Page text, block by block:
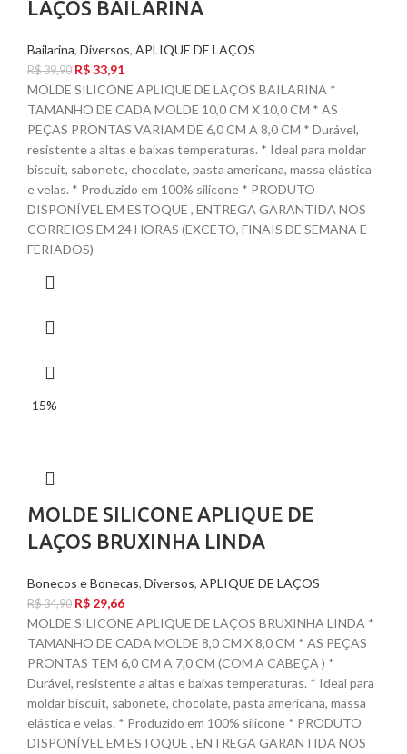
LAÇOS BAILARINA
Bailarina, Diversos, APLIQUE DE LAÇOS
R$39,90 R$33,91
MOLDE SILICONE APLIQUE DE LAÇOS BAILARINA *
TAMANHO DE CADA MOLDE 10,0 CM X 10,0 CM * AS
PEÇAS PRONTAS VARIAM DE 6,0 CM A 8,0 CM * Durável,
resistente a altas e baixas temperaturas. * Ideal para moldar
biscuit, sabonete, chocolate, pasta americana, massa elástica
e velas. * Produzido em 100% silicone * PRODUTO
DISPONÍVEL EM ESTOQUE , ENTREGA GARANTIDA NOS
CORREIOS EM 24 HORAS (EXCETO, FINAIS DE SEMANA E
FERIADOS)
-15%
MOLDE SILICONE APLIQUE DE
LAÇOS BRUXINHA LINDA
Bonecos e Bonecas, Diversos, APLIQUE DE LAÇOS
R$34,90 R$ 29,66
MOLDE SILICONE APLIQUE DE LAÇOS BRUXINHA LINDA *
TAMANHO DE CADA MOLDE 8,0 CM X 8,0 CM * AS PEÇAS
PRONTAS TEM 6,0 CM A 7,0 CM (COM A CABEÇA ) *
Durável, resistente a altas e baixas temperaturas. * Ideal para
moldar biscuit, sabonete, chocolate, pasta americana, massa
elástica e velas. * Produzido em 100% silicone * PRODUTO
DISPONÍVEL EM ESTOQUE , ENTREGA GARANTIDA NOS